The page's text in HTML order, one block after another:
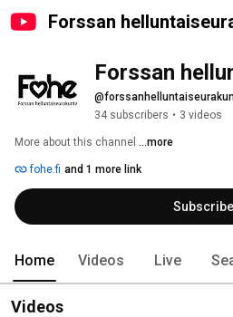
Forssan
Forssan
34 subscribers • 3 videos
More about this channel ...more
fohe.fi and 1 more link
Subscribe
Home Videos Live
Videos